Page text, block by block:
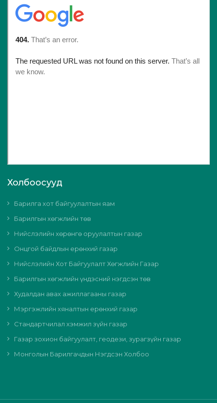
Холбоосууд
Барилга хот байгуулалтын яам
Барилгын хөгжлийн төв
Нийслэлийн хөрөнгө оруулалтын газар
Онцгой байдлын ерөнхий газар
Нийслэлийн Хот Байгуулалт Хөгжлийн Газар
Барилгын хөгжлийн үндэсний нэгдсэн төв
Худалдан авах ажиллагааны газар
Мэргэжлийн хяналтын ерөнхий газар
Стандартчилал хэмжил зүйн газар
Газар зохион байгуулалт, геодези, зурагзүйн газар
Монголын Барилгачдын Нэгдсэн Холбоо